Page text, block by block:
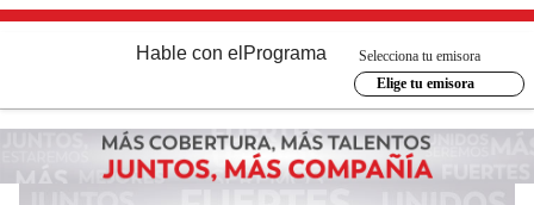
Hable con el Programa
Selecciona tu emisora
Elige tu emisora